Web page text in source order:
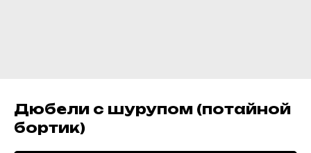
Дюбели с шурупом (потайной
бортик)